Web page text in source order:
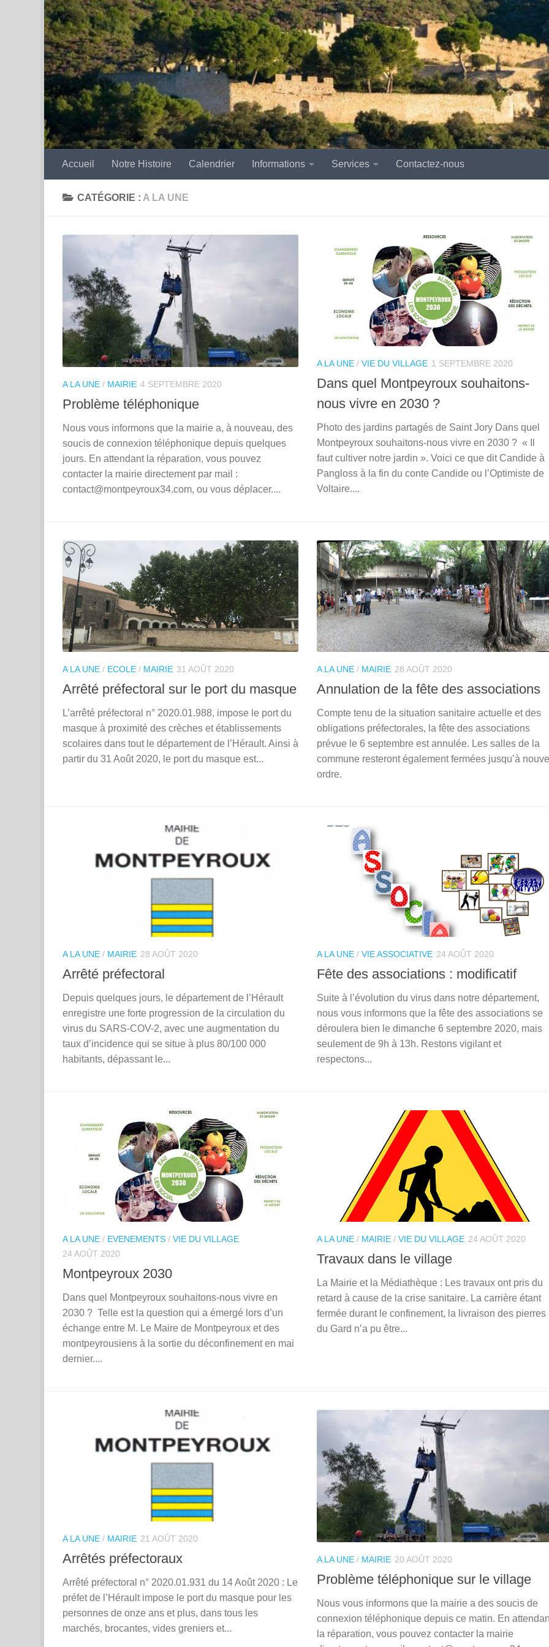
Skip to content
Accueil Notre Histoire Calendrier Informations Services Contactez-nous
CATÉGORIE : A LA UNE
A LA UNE / MAIRIE 4 SEPTEMBRE 2020
Problème téléphonique
Nous vous informons que la mairie a, à nouveau, des
soucis de connexion téléphonique depuis quelques
jours. En attendant la réparation, vous pouvez
contacter la mairie directement par mail :
contact@montpeyroux34.com, ou vous déplacer....
A LA UNE / VIE DU VILLAGE 1 SEPTEMBRE 2020
Dans quel Montpeyroux souhaitons-
nous vivre en 2030 ?
Photo des jardins partagés de Saint Jory Dans quel
Montpeyroux souhaitons-nous vivre en 2030 ? « Il
faut cultiver notre jardin ». Voici ce que dit Candide à
Pangloss à la fin du conte Candide ou l’Optimiste de
Voltaire....
A LA UNE / ECOLE / MAIRIE 31 AOÛT 2020
Arrêté préfectoral sur le port du masque
L’arrêté préfectoral n° 2020.01.988, impose le port du
masque à proximité des crèches et établissements
scolaires dans tout le département de l’Hérault. Ainsi à
partir du 31 Août 2020, le port du masque est...
A LA UNE / MAIRIE 28 AOÛT 2020
Annulation de la fête des associations
Compte tenu de la situation sanitaire actuelle et des
obligations préfectorales, la fête des associations
prévue le 6 septembre est annulée. Les salles de la
commune resteront également fermées jusqu’à
ordre.
A LA UNE / MAIRIE 28 AOÛT 2020
Arrêté préfectoral
Depuis quelques jours, le département de l’Hérault
enregistre une forte progression de la circulation du
virus du SARS-COV-2, avec une augmentation du
taux d’incidence qui se situe à plus 80/100 000
habitants, dépassant le...
A LA UNE / VIE ASSOCIATIVE 24 AOÛT 2020
Fête des associations : modificatif
Suite à l’évolution du virus dans notre département,
nous vous informons que la fête des associations se
déroulera bien le dimanche 6 septembre 2020, mais
seulement de 9h à 13h. Restons vigilant et
respectons...
A LA UNE / EVENEMENTS / VIE DU VILLAGE
24 AOÛT 2020
Montpeyroux 2030
Dans quel Montpeyroux souhaitons-nous vivre en
2030 ? Telle est la question qui a émergé lors d’un
échange entre M. Le Maire de Montpeyroux et des
montpeyrousiens à la sortie du déconfinement en mai
dernier....
A LA UNE / MAIRIE / VIE DU VILLAGE 24 AOÛT 2020
Travaux dans le village
La Mairie et la Médiathèque : Les travaux ont pris du
retard à cause de la crise sanitaire. La carrière étant
fermée durant le confinement, la livraison des pierres
du Gard n’a pu être...
A LA UNE / MAIRIE 21 AOÛT 2020
Arrêtés préfectoraux
Arrêté préfectoral n° 2020.01.931 du 14 Août 2020 : Le
préfet de l’Hérault impose le port du masque pour les
personnes de onze ans et plus, dans tous les
marchés, brocantes, vides greniers et...
A LA UNE / MAIRIE 20 AOÛT 2020
Problème téléphonique sur le village
Nous vous informons que la mairie a des soucis de
connexion téléphonique depuis ce matin. En
la réparation, vous pouvez contacter la mairie